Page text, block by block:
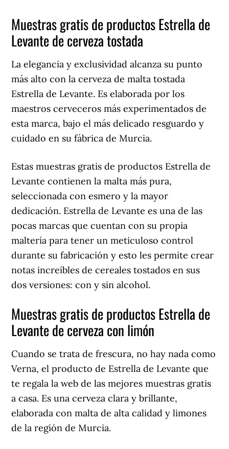
Muestras gratis de productos Estrella de
Levante de cerveza tostada
La elegancia y exclusividad alcanza su punto
más alto con la cerveza de malta tostada
Estrella de Levante. Es elaborada por los
maestros cerveceros más experimentados de
esta marca, bajo el más delicado resguardo y
cuidado en su fábrica de Murcia.
Estas muestras gratis de productos Estrella de
Levante contienen la malta más pura,
seleccionada con esmero y la mayor
dedicación. Estrella de Levante es una de las
pocas marcas que cuentan con su propia
maltería para tener un meticuloso control
durante su fabricación y esto les permite crear
notas increíbles de cereales tostados en sus
dos versiones: con y sin alcohol.
Muestras gratis de productos Estrella de
Levante de cerveza con limón
Cuando se trata de frescura, no hay nada como
Verna, el producto de Estrella de Levante que
te regala la web de las mejores muestras gratis
a casa. Es una cerveza clara y brillante,
elaborada con malta de alta calidad y limones
de la región de Murcia.